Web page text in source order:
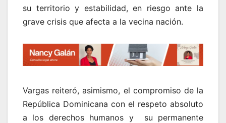
su territorio y estabilidad, en riesgo ante la
grave crisis que afecta a la vecina nación.
Vargas reiteró, asimismo, el compromiso de la
República Dominicana con el respeto absoluto
a los derechos humanos y su permanente